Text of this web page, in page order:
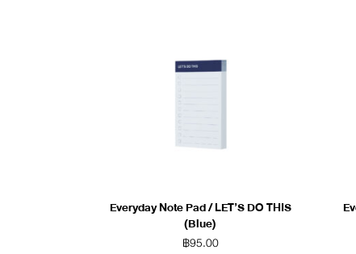
Everyday Note Pad / LET’S DO THIS
(Blue)
฿95.00